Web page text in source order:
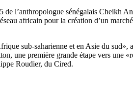
de l’anthropologue sénégalais Cheikh
africain pour la création d’un
sub-saharienne et en Asie du sud»,
une première grande étape vers une
Roudier, du Cired.